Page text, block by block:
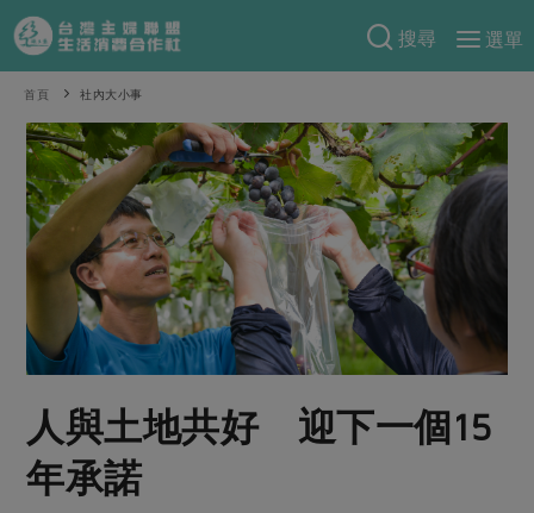
搜尋
選單
產品分類
當季蔬果
一籃菜 當令水果
芽苗類 蕈菇類
辛香料類
奶蛋豆・五穀
蛋 乳製品
豆製品 米麵雜糧
肉品・水產
食譜料理
食材
米食
肉食
海鮮
常備菜
蔬食
蛋料理
特別企畫
預購活動
把最好的台灣味帶回家！
防災用品預購圓滿結束
更多預購活動
綠主張
觀點文章
主婦食堂 一籃菜真心話
社內大小事 合作聯合國
產品故事
樂齡生活
關於合作社
關於我們
合作社組織
首頁 社內大小事
人與土地共好 迎下一個15
年承諾